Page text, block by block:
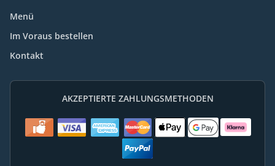
Menü
Im Voraus bestellen
Kontakt
AKZEPTIERTE ZAHLUNGSMETHODEN